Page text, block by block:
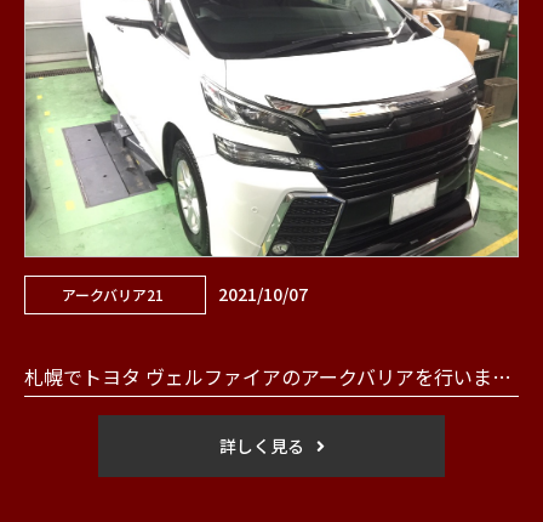
アークバリア21 2021/10/07
札幌でトヨタ ヴェルファイアのアークバリアを行いました。
詳しく見る